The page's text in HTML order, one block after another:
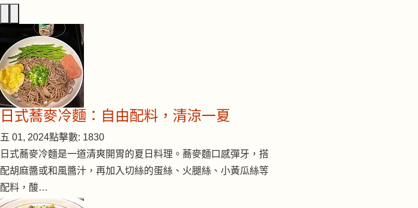
日式蕎麥冷麵：自由配料，清涼一夏
五 01, 2024點擊數: 1830
日式蕎麥冷麵是一道清爽開胃的夏日料理。蕎麥麵口感彈牙，搭
配胡麻醬或和風醬汁，再加入切絲的蛋絲、火腿絲、小黃瓜絲等
配料，酸…